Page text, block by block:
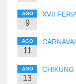
AGO
9
XVII
AGO
11
AGO
13
CHIKUNG